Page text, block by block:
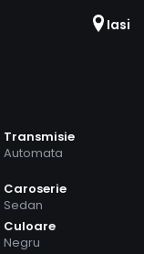
Iasi
Transmisie
Automata
Caroserie
Sedan
Culoare
Negru